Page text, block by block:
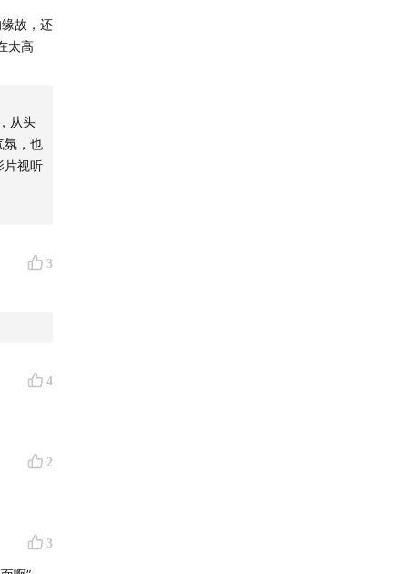
故，还
太高
从头
氛，也
片视听
3
4
2
3